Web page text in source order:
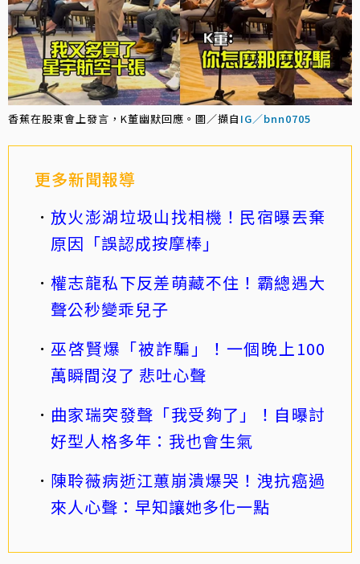
香蕉在股東會上發言，K董幽默回應。圖／擷自 IG／bnn0705
更多新聞報導
放火澎湖垃圾山找相機！民宿曝丟棄
原因「誤認成按摩棒」
權志龍私下反差萌藏不住！霸總遇大
聲公秒變乖兒子
巫啓賢爆「被詐騙」！一個晚上100
萬瞬間沒了 悲吐心聲
曲家瑞突發聲「我受夠了」！自曝討
好型人格多年：我也會生氣
陳聆薇病逝江蕙崩潰爆哭！洩抗癌過
來人心聲：早知讓她多化一點